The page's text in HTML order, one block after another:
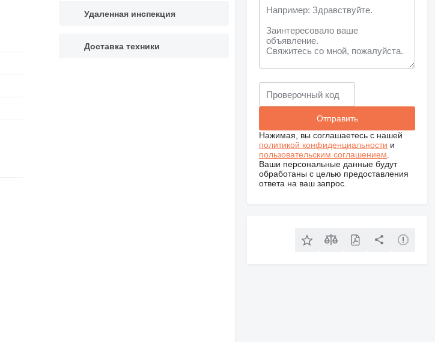
Удаленная инспекция
Доставка техники
Нажимая, вы соглашаетесь с нашей
политикой конфиденциальности и
пользовательским соглашением
Ваши персональные данные будут
обработаны с целью предоставления
ответа на ваш запрос.